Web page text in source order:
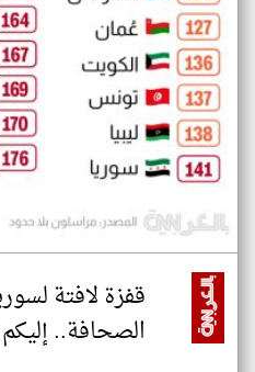
قفزة لافتة
الصحافة..